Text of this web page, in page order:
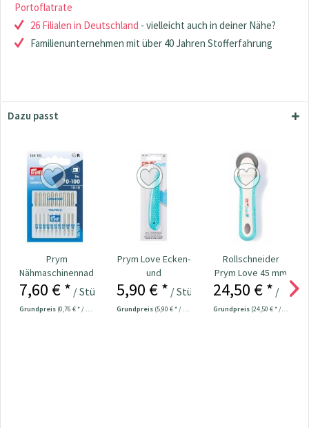
Portoflatrate
26 Filialen in Deutschland - vielleicht auch in deiner Nähe?
Familienunternehmen mit über 40 Jahren Stofferfahrung
Dazu passt
Prym
Nähmaschinennadeln
130/705
Universal...
7,60 € * / Stück
Grundpreis (0,76 € * / 1 Stück)
Prym Love Ecken-
und
Kantenformer Nr.
5,90 € * / Stück
Grundpreis (5,90 € * / 1 Stück)
Rollschneider
Prym Love 45 mm
24,50 € * / Stück
Grundpreis (24,50 € * / 1 Stück)